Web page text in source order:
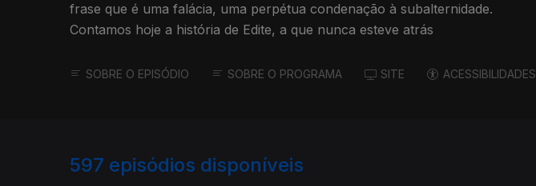
frase que é uma falácia, uma perpétua condenação à subalternidade.
Contamos hoje a história de Edite, a que nunca esteve atrás
SOBRE O EPISÓDIO SOBRE O PROGRAMA SITE ACESSIBILIDADES
597 episódios disponíveis